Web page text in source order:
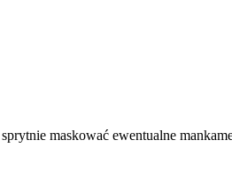
maskować ewentualne